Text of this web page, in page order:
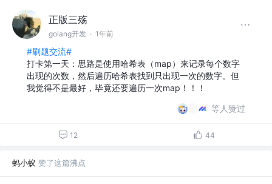
正版三殇
golang开发 · 1年前
#刷题交流#
打卡第一天：思路是使用哈希表（map）来记录每个数字
出现的次数，然后遍历哈希表找到只出现一次的数字。但
我觉得不是最好，毕竟还要遍历一次map！！！
等人赞过
12 44
蚂小蚁 赞了这篇沸点